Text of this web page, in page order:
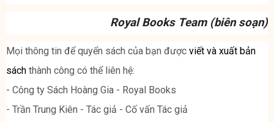
Royal Books Team (biên soạn)
Mọi thông tin để quyển sách của bạn được viết và xuất bản
sách thành công có thể liên hệ:
- Công ty Sách Hoàng Gia - Royal Books
- Trần Trung Kiên - Tác giả - Cố vấn Tác giả